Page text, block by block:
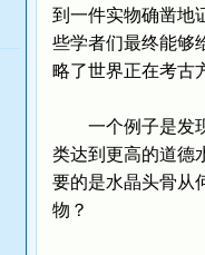
到一件实物确凿地
些学者们最终能够
略了世界正在考古
一个例子是发现
类达到更高的道德
要的是水晶头骨从
物？